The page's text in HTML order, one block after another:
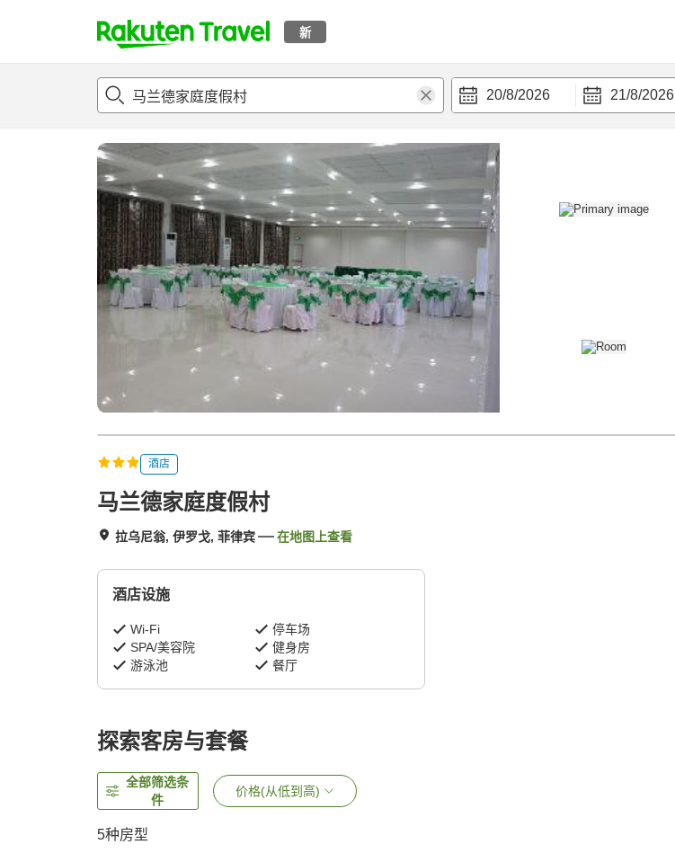
新
t
p
a
g
e
_
e
a
r
c
h
20/8/2026 21/8/2026
概况 客房及住宿套餐评论设施
酒店
马兰德家庭度假村
拉乌尼翁, 伊罗戈, 菲律宾 在地图上查看
酒店设施
Wi-Fi
停车场
SPA/美容院
健身房
游泳池
餐厅
探索客房与套餐
全部筛选条
件
价格(从低到高)
5种房型